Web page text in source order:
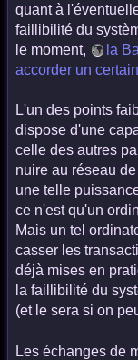
quant à
faillibilité du
le moment,
la
accorder un
L'un des points
dispose d'une
celle des autres
nuire au réseau
une telle
ce n'est qu'un
Mais un tel
casser les
déjà mises en
la faillibilité du
(et le sera si on
Les échanges de